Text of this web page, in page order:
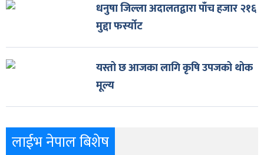
धनुषा जिल्ला अदालतद्वारा पाँच हजार २१६
मुद्दा फर्स्योट
यस्तो छ आजका लागि कृषि उपजको थोक
मूल्य
लाईभ नेपाल बिशेष